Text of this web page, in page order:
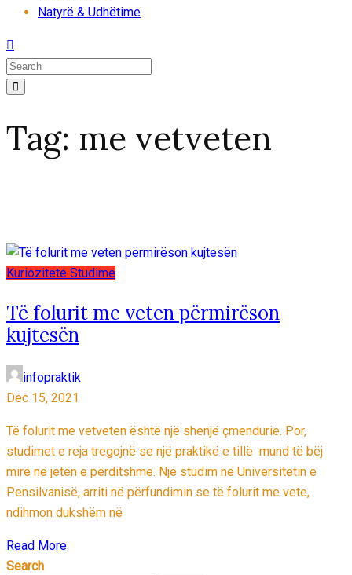
Natyrë & Udhëtime
Tag: me vetveten
Kuriozitete Studime
Të folurit me veten përmirëson
kujtesën
infopraktik
Dec 15, 2021
Të folurit me vetveten është një shenjë çmendurie. Por,
studimet e reja tregojnë se një praktikë e tillë mund të bëj
mirë në jetën e përditshme. Një studim në Universitetin e
Pensilvanisë, arriti në përfundimin se të folurit me vete,
ndihmon dukshëm në
Read More
Search